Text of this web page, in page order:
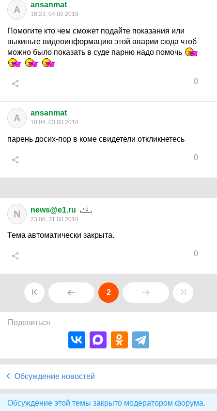
A ansanmat
18:23, 04.02.2018
Помогите кто чем сможет подайте показания или
выкиньте видеоинформацию этой аварии сюда чтоб
можно было показать в суде парню надо помочь
0
A ansanmat
10:04, 03.03.2018
парень досих-пор в коме свидетели откликнетесь
0
N news@e1.ru
23:08, 31.03.2018
Тема автоматически закрыта.
0
2
Поделиться
Обсуждение новостей
Обсуждение этой темы закрыто модератором форума.